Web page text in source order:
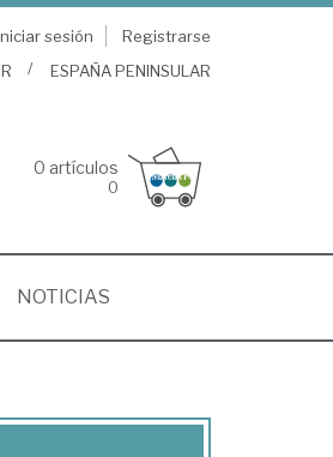
sesión
Registrarse
ESPAÑA PENINSULAR
0 artículos
0
NOTICIAS